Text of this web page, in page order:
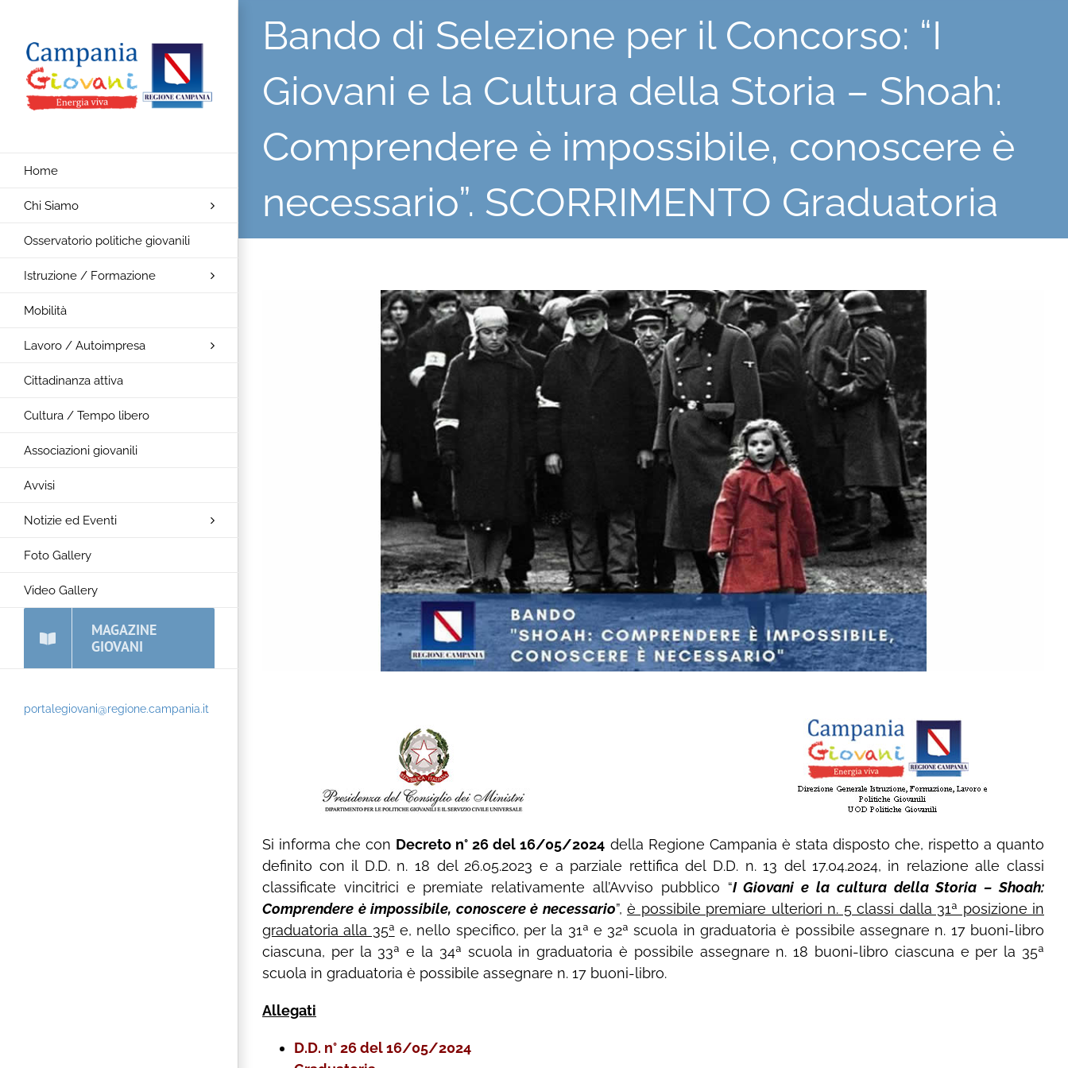
contenuto
Home
Chi Siamo
Osservatorio politiche giovanili
Istruzione / Formazione
Mobilità
Lavoro / Autoimpresa
Cittadinanza attiva
Cultura / Tempo libero
Associazioni giovanili
Avvisi
Notizie ed Eventi
Foto Gallery
Video Gallery
MAGAZINE
GIOVANI
portalegiovani@regione.campania.it
Bando di Selezione per il Concorso: “I
Giovani e la Cultura della Storia – Shoah:
Comprendere è impossibile, conoscere è
necessario”. SCORRIMENTO Graduatoria
Si informa che con Decreto n° 26 del 16/05/2024 della Regione Campania è stata disposto che, rispetto a quanto
definito con il D.D. n. 18 del 26.05.2023 e a parziale rettifica del D.D. n. 13 del 17.04.2024, in relazione alle classi
classificate vincitrici e premiate relativamente all’Avviso pubblico “I Giovani e la cultura della Storia – Shoah:
Comprendere è impossibile, conoscere è necessario”, è possibile premiare ulteriori n. 5 classi dalla 31ª posizione in
graduatoria alla 35ª e, nello specifico, per la 31ª e 32ª scuola in graduatoria è possibile assegnare n. 17 buoni-libro
ciascuna, per la 33ª e la 34ª scuola in graduatoria è possibile assegnare n. 18 buoni-libro ciascuna e per la 35ª
scuola in graduatoria è possibile assegnare n. 17 buoni-libro.
Allegati
D.D. n° 26 del 16/05/2024